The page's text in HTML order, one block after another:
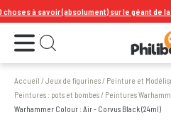
à savoir (absolument) sur le géant de la
Ouvrir le menu Ouvrir la recherche
Accueil /Jeux de figurines/ Peinture et
Peintures : pots et bombes/ Peintures
Warhammer Colour : Air - Corvus Black (24ml)